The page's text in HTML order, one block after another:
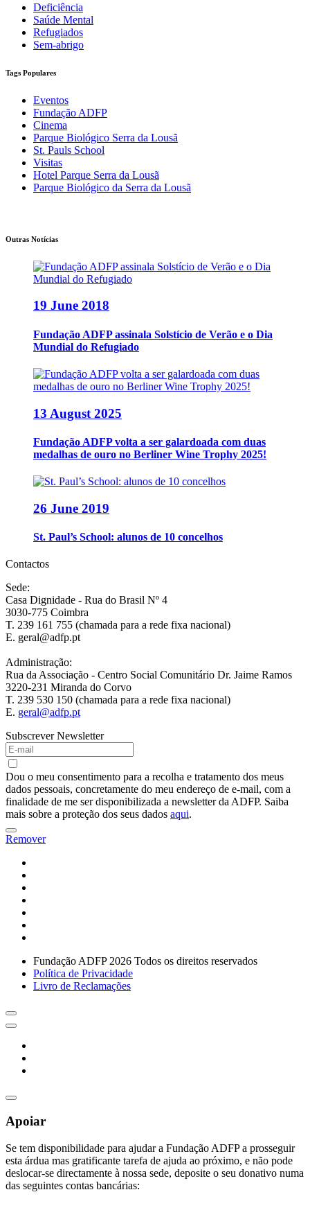
Deficiência
Saúde Mental
Refugiados
Sem-abrigo
Tags Populares
Eventos
Fundação ADFP
Cinema
Parque Biológico Serra da Lousã
St. Pauls School
Visitas
Hotel Parque Serra da Lousã
Parque Biológico da Serra da Lousã
Outras Notícias
19 June 2018
Fundação ADFP assinala Solstício de Verão e o Dia
Mundial do Refugiado
13 August 2025
Fundação ADFP volta a ser galardoada com duas
medalhas de ouro no Berliner Wine Trophy 2025!
26 June 2019
St. Paul’s School: alunos de 10 concelhos
Contactos
Sede:
Casa Dignidade - Rua do Brasil Nº 4
3030-775 Coimbra
T. 239 161 755 (chamada para a rede fixa nacional)
E. geral@adfp.pt
Administração:
Rua da Associação - Centro Social Comunitário Dr. Jaime Ramos
3220-231 Miranda do Corvo
T. 239 530 150 (chamada para a rede fixa nacional)
E. geral@adfp.pt
Subscrever Newsletter
Dou o meu consentimento para a recolha e tratamento dos meus
dados pessoais, concretamente do meu endereço de e-mail, com a
finalidade de me ser disponibilizada a newsletter da ADFP. Saiba
mais sobre a proteção dos seus dados aqui.
Remover
Fundação ADFP 2026 Todos os direitos reservados
Política de Privacidade
Livro de Reclamações
Apoiar
Se tem disponibilidade para ajudar a Fundação ADFP a prosseguir
esta árdua mas gratificante tarefa de ajuda ao próximo, e não pode
deslocar-se directamente à nossa sede, deposite o seu donativo numa
das seguintes contas bancárias: